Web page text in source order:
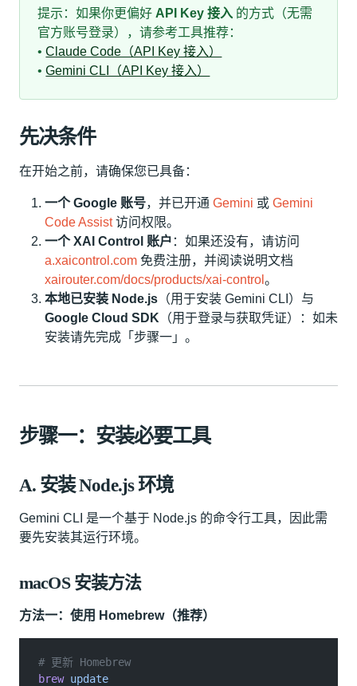
提示：如果你更偏好API Key 接入 的方式（无需
官方账号登录），请参考工具推荐：
•Claude Code（API Key 接入）
•Gemini CLI（API Key 接入）
先决条件
在开始之前，请确保您已具备：
一个 Google 账号，并已开通 Gemini 或 Gemini
Code Assist访问权限。
一个 XAI Control 账户 ：如果还没有，请访问
a.xaicontrol.com 免费注册，并阅读说明文档
xairouter.com/docs/products/xai-control 。
本地已安装 Node.js （用于安装 Gemini CLI）与
Google Cloud SDK （用于登录与获取凭证）：如未
安装请先完成「步骤一」。
步骤一：安装必要工具
A. 安装 Node.js 环境
Gemini CLI 是一个基于 Node.js 的命令行工具，因此需
要先安装其运行环境。
macOS 安装方法
方法一：使用 Homebrew（推荐）
# 更新 Homebrew
brew update